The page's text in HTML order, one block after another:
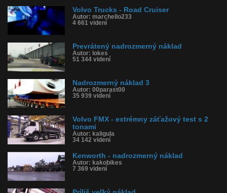
Volvo Trucks - Road Cruiser
Autor: marchello233
4 661 videní
Prevrátený nadrozmerný náklad
Autor: lokes
51 344 videní
Nadrozmerný náklad 3
Autor: 00parast00
35 939 videní
Volvo FMX - extrémny záťažový test s 2
tonami
Autor: kaligula
34 142 videní
Kenworth - nadrozmerný náklad
Autor: kakobikes
7 369 videní